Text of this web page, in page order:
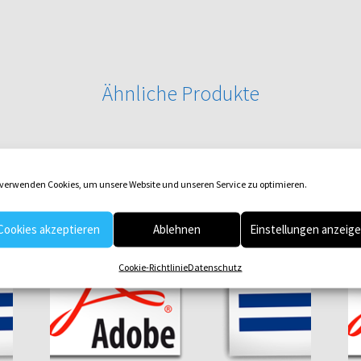
Cookies, um unsere Website und unseren Service zu optimieren.
akzeptieren Ablehnen Einstellungen
Cookie-RichtlinieDatenschutz
Ähnliche Produkte